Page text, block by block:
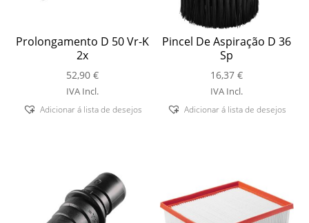
Prolongamento D 50 Vr-K
2x
52,90 €
IVA Incl.
Adicionar á lista de desejos
Pincel De Aspiração D 36
Sp
16,37€
IVA Incl.
Adicionar á lista de desejos